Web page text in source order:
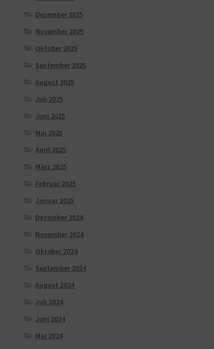
Dezember 2025
November 2025
Oktober 2025
September 2025
August 2025
Juli 2025
Juni 2025
Mai 2025
April 2025
März 2025
Februar 2025
Januar 2025
Dezember 2024
November 2024
Oktober 2024
September 2024
August 2024
Juli 2024
Juni 2024
Mai 2024